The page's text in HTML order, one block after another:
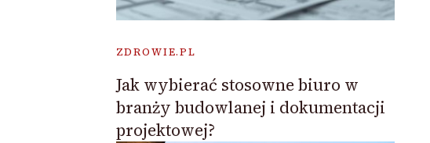
ZDROWIE.PL
Jak wybierać stosowne biuro w
branży budowlanej i dokumentacji
projektowej?